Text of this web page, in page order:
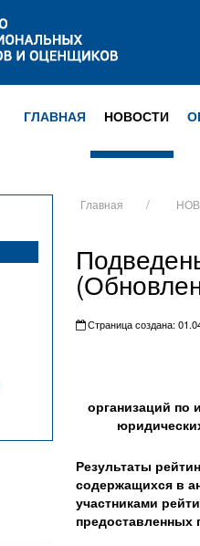
ГЛАВНАЯ НОВОСТИ
Главная
Страница создана:
организаций по
Результаты
содержащихся в
участниками
предоставленных